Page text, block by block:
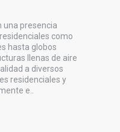
una presencia
como
hasta globos
llenas de aire
a diversos
residenciales y
e..